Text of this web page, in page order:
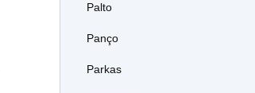
Palto
Panço
Parkas